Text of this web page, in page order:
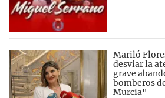
Mariló
desviar la
grave
bomberos
Murcia"